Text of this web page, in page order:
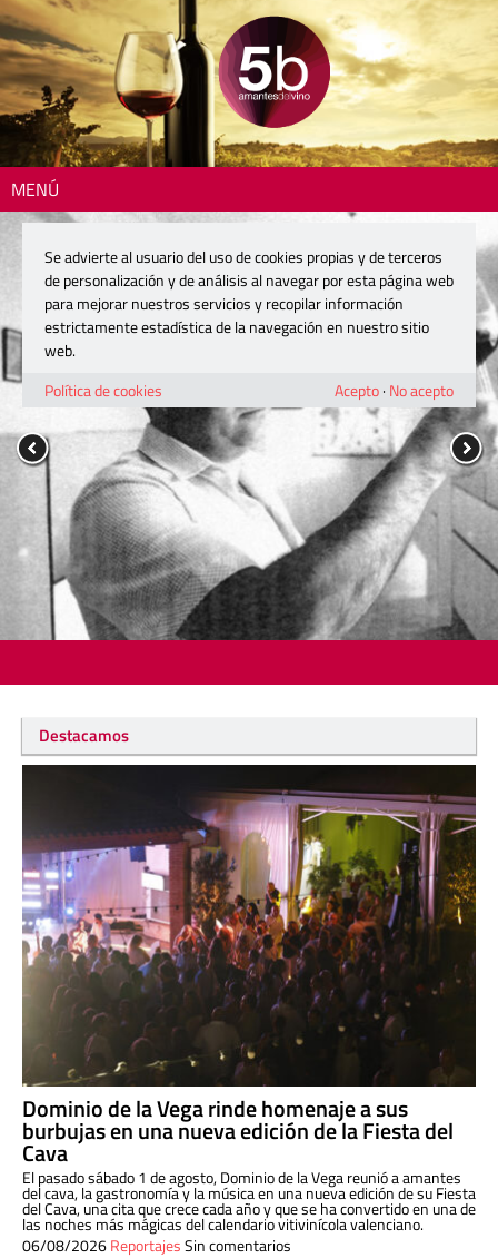
MENÚ
Destacamos
Dominio de la Vega rinde homenaje a sus
burbujas en una nueva edición de la Fiesta del
Cava
El pasado sábado 1 de agosto, Dominio de la Vega reunió a amantes
del cava, la gastronomía y la música en una nueva edición de su Fiesta
del Cava, una cita que crece cada año y que se ha convertido en una de
las noches más mágicas del calendario vitivinícola valenciano.
06/08/2026ReportajesSin comentarios
Se advierte al usuario del uso de cookies propias y de terceros
de personalización y de análisis al navegar por esta página web
para mejorar nuestros servicios y recopilar información
estrictamente estadística de la navegación en nuestro sitio
web.
Política de cookies
Acepto· No acepto